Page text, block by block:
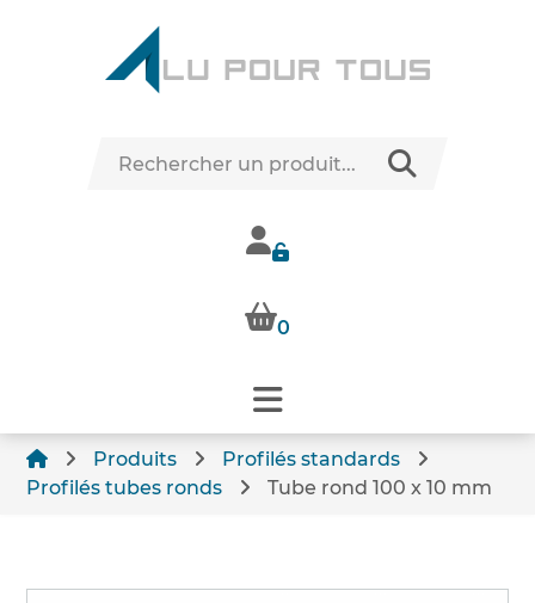
0
Produits
Profilés standards
Profilés tubes ronds
Tube rond 100 x 10 mm